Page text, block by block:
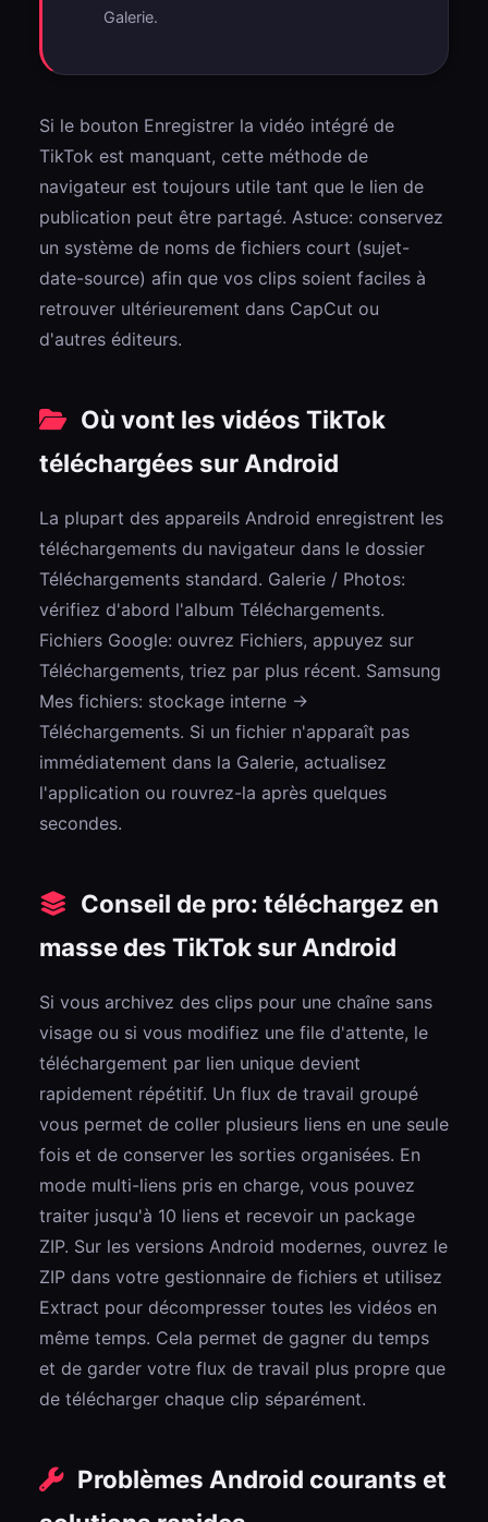
Galerie.
Si le bouton Enregistrer la vidéo intégré de
TikTok est manquant, cette méthode de
navigateur est toujours utile tant que le lien de
publication peut être partagé. Astuce: conservez
un système de noms de fichiers court (sujet-
date-source) afin que vos clips soient faciles à
retrouver ultérieurement dans CapCut ou
d'autres éditeurs.
Où vont les vidéos TikTok
téléchargées sur Android
La plupart des appareils Android enregistrent les
téléchargements du navigateur dans le dossier
Téléchargements standard. Galerie / Photos:
vérifiez d'abord l'album Téléchargements.
Fichiers Google: ouvrez Fichiers, appuyez sur
Téléchargements, triez par plus récent. Samsung
Mes fichiers: stockage interne →
Téléchargements. Si un fichier n'apparaît pas
immédiatement dans la Galerie, actualisez
l'application ou rouvrez-la après quelques
secondes.
Conseil de pro: téléchargez en
masse des TikTok sur Android
Si vous archivez des clips pour une chaîne sans
visage ou si vous modifiez une file d'attente, le
téléchargement par lien unique devient
rapidement répétitif. Un flux de travail groupé
vous permet de coller plusieurs liens en une seule
fois et de conserver les sorties organisées. En
mode multi-liens pris en charge, vous pouvez
traiter jusqu'à 10 liens et recevoir un package
ZIP. Sur les versions Android modernes, ouvrez le
ZIP dans votre gestionnaire de fichiers et utilisez
Extract pour décompresser toutes les vidéos en
même temps. Cela permet de gagner du temps
et de garder votre flux de travail plus propre que
de télécharger chaque clip séparément.
Problèmes Android courants et